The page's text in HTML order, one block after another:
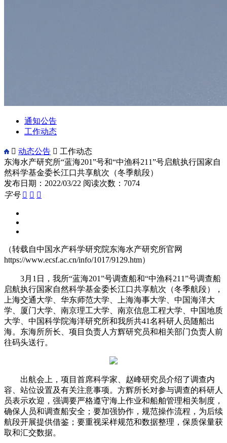
通知公告
工作动态
 动态公告  工作动态
东海水产研究所“蓝海201”号和“中渔科211”号启航执行国家自
然科学基金委长江口共享航次（冬季航段）
发布日期：2022/03/22 阅读次数：7074
字号   
（转载自中国水产科学研究院东海水产研究所官网
https://www.ecsf.ac.cn/info/1017/9129.htm）
3月1日，我所“蓝海201”号调查船和“中渔科211”号调查船
启航执行国家自然科学基金委长江口共享航次（冬季航段），
上海交通大学、华东师范大学、上海海事大学、中国海洋大
学、厦门大学、南京理工大学、南京信息工程大学、中国地质
大学、中国科学院海洋研究所和我所共41名科研人员随船出
海。东海所所长、项目负责人方辉研究员和相关部门负责人前
往码头送行。
出航会上，项目首席科学家、赵峰研究员介绍了调查内
容、站位设置及有关注意事项。方辉所长对参与调查的科研人
员表示欢迎，强调要严格遵守海上作业和船舶管理相关制度，
确保人员和调查船安全；要加强协作，规范操作流程，为后续
航段开展提供借鉴；要重视采样规范和数据整理，保质保量获
取和汇交数据。